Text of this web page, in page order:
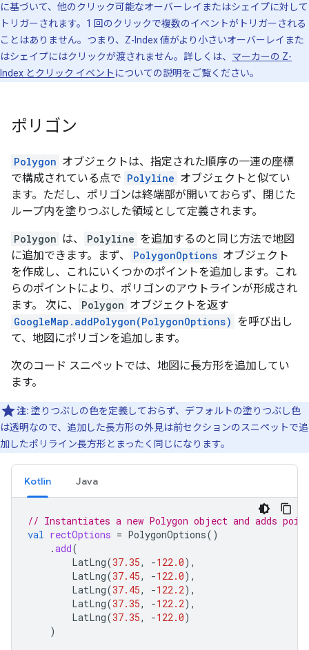
に基づいて、他のクリック可能なオーバーレイまたはシェイプに対して
トリガーされます。1 回のクリックで複数のイベントがトリガーされる
ことはありません。つまり、Z-Index 値がより小さいオーバーレイまた
はシェイプにはクリックが渡されません。詳しくは、 マーカーの Z-
Index とクリック イベント についての説明をご覧ください。
ポリゴン
Polygon オブジェクトは、指定された順序の一連の座標
で構成されている点で Polyline オブジェクトと似てい
ます。ただし、ポリゴンは終端部が開いておらず、閉じた
ループ内を塗りつぶした領域として定義されます。
Polygon は、 Polyline を追加するのと同じ方法で地図
に追加できます。まず、
PolygonOptions オブジェクト
を作成し、これにいくつかのポイントを追加します。これ
らのポイントにより、ポリゴンのアウトラインが形成され
ます。 次に、
Polygon オブジェクトを返す
GoogleMap.addPolygon(PolygonOptions) を呼び出し
て、地図にポリゴンを追加します。
次のコード スニペットでは、地図に長方形を追加してい
ます。
注: 塗りつぶしの色を定義しておらず、デフォルトの塗りつぶし色
は透明なので、追加した長方形の外見は前セクションのスニペットで追
加したポリライン長方形とまったく同じになります。
Kotlin Java
// Instantiates a new Polygon object and adds
val rectOptions = PolygonOptions()
.add(
LatLng(37.35, -122.0),
LatLng(37.45, -122.0),
LatLng(37.45, -122.2),
LatLng(37.35, -122.2),
LatLng(37.35, -122.0)
)